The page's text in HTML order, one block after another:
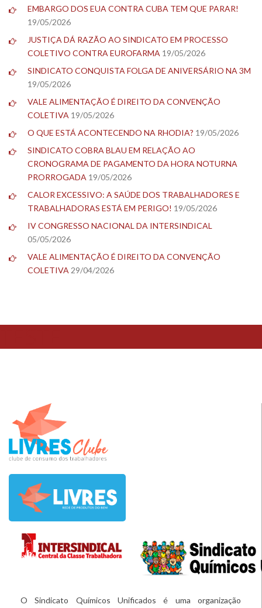
EMBARGO DOS EUA CONTRA CUBA TEM QUE PARAR!
19/05/2026
JUSTIÇA DÁ RAZÃO AO SINDICATO EM PROCESSO
COLETIVO CONTRA EUROFARMA 19/05/2026
SINDICATO CONQUISTA FOLGA DE ANIVERSÁRIO NA 3M
19/05/2026
VALE ALIMENTAÇÃO É DIREITO DA CONVENÇÃO
COLETIVA 19/05/2026
O QUE ESTÁ ACONTECENDO NA RHODIA? 19/05/2026
SINDICATO COBRA BLAU EM RELAÇÃO AO
CRONOGRAMA DE PAGAMENTO DA HORA NOTURNA
PRORROGADA 19/05/2026
CALOR EXCESSIVO: A SAÚDE DOS TRABALHADORES E
TRABALHADORAS ESTÁ EM PERIGO! 19/05/2026
IV CONGRESSO NACIONAL DA INTERSINDICAL
05/05/2026
VALE ALIMENTAÇÃO É DIREITO DA CONVENÇÃO
COLETIVA 29/04/2026
TESTE
O Sindicato Químicos Unificados é uma organização